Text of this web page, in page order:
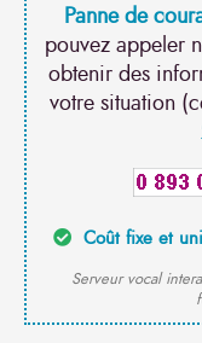
Panne de
pouvez appeler
obtenir des
votre situation
Coût fixe et
Serveur vocal